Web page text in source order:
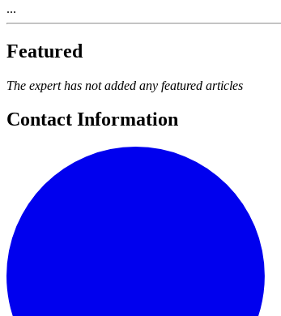
...
Featured
The expert has not added any featured articles
Contact Information